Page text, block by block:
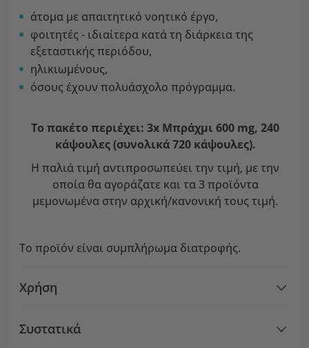
άτομα με απαιτητικό νοητικό έργο,
φοιτητές - ιδιαίτερα κατά τη διάρκεια της
εξεταστικής περιόδου,
ηλικιωμένους,
όσους έχουν πολυάσχολο πρόγραμμα.
Το πακέτο περιέχει: 3x Μπράχμι 600 mg, 240
κάψουλες (συνολικά 720 κάψουλες).
Η παλιά τιμή αντιπροσωπεύει την τιμή, με την
οποία θα αγοράζατε και τα 3 προϊόντα
μεμονωμένα στην αρχική/κανονική τους τιμή.
Το προϊόν είναι συμπλήρωμα διατροφής.
Χρήση
Συστατικά